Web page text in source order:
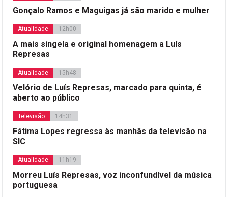
Gonçalo Ramos e Maguigas já são marido e mulher
Atualidade 12h00
A mais singela e original homenagem a Luís
Represas
Atualidade 15h48
Velório de Luís Represas, marcado para quinta, é
aberto ao público
Televisão 14h31
Fátima Lopes regressa às manhãs da televisão na
SIC
Atualidade 11h19
Morreu Luís Represas, voz inconfundível da música
portuguesa